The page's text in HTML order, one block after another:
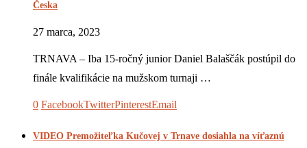
Česka
27 marca, 2023
TRNAVA – Iba 15-ročný junior Daniel Balaščák postúpil do
finále kvalifikácie na mužskom turnaji …
0 FacebookTwitterPinterestEmail
VIDEO Premožiteľka Kučovej v Trnave dosiahla na víťaznú